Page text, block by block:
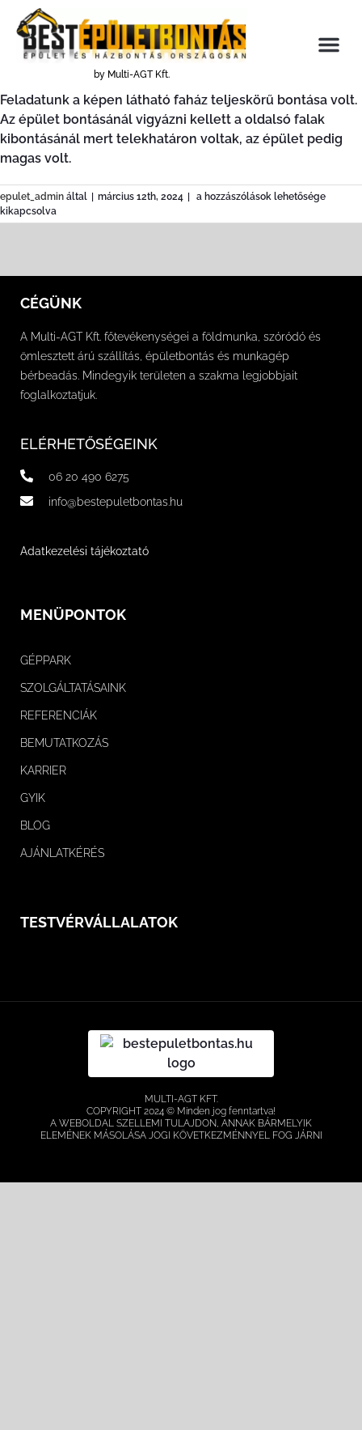
by Multi-AGT Kft.
Budapest
Feladatunk a képen látható faház teljeskörű bontása volt.
Az épület bontásánál vigyázni kellett a oldalsó falak
kibontásánál mert telekhatáron voltak, az épület pedig
magas volt.
epulet_admin által | március 12th, 2024 |
a hozzászólások lehetősége
kikapcsolva
CÉGÜNK
A Multi-AGT Kft. főtevékenységei a földmunka, szóródó és
ömlesztett árú szállítás, épületbontás és munkagép
bérbeadás. Mindegyik területen a szakma legjobbjait
foglalkoztatjuk.
ELÉRHETŐSÉGEINK
06 20 490 6275
info@bestepuletbontas.hu
Adatkezelési tájékoztató
MENÜPONTOK
GÉPPARK
SZOLGÁLTATÁSAINK
REFERENCIÁK
BEMUTATKOZÁS
KARRIER
GYIK
BLOG
AJÁNLATKÉRÉS
TESTVÉRVÁLLALATOK
MULTI-AGT KFT.
COPYRIGHT 2024 © Minden jog fenntartva!
A WEBOLDAL SZELLEMI TULAJDON, ANNAK BÁRMELYIK
ELEMÉNEK MÁSOLÁSA JOGI KÖVETKEZMÉNNYEL FOG JÁRNI